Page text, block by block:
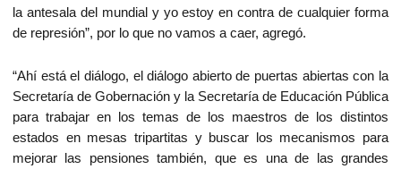
la antesala del mundial y yo estoy en contra de cualquier forma
de represión”, por lo que no vamos a caer, agregó.
“Ahí está el diálogo, el diálogo abierto de puertas abiertas con la
Secretaría de Gobernación y la Secretaría de Educación Pública
para trabajar en los temas de los maestros de los distintos
estados en mesas tripartitas y buscar los mecanismos para
mejorar las pensiones también, que es una de las grandes